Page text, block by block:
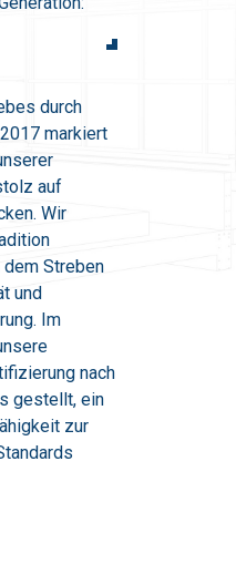
durch
markiert
auf
Wir
Streben
und
Im
nach
gestellt, ein
zur